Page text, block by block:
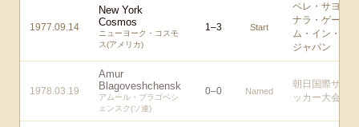
1977.09.14
New York
Cosmos
ニューヨーク・コスモ
ス(アメリカ)
1–3 Start
ペレ・サヨ
ナラ・ゲー
ム・イン・
ジャパン
1978.03.19
Amur
Blagoveshchensk
アムール・ブラゴベシ
ェンスク(ソ連)
0–0 Named
朝日国際サ
ッカー大会